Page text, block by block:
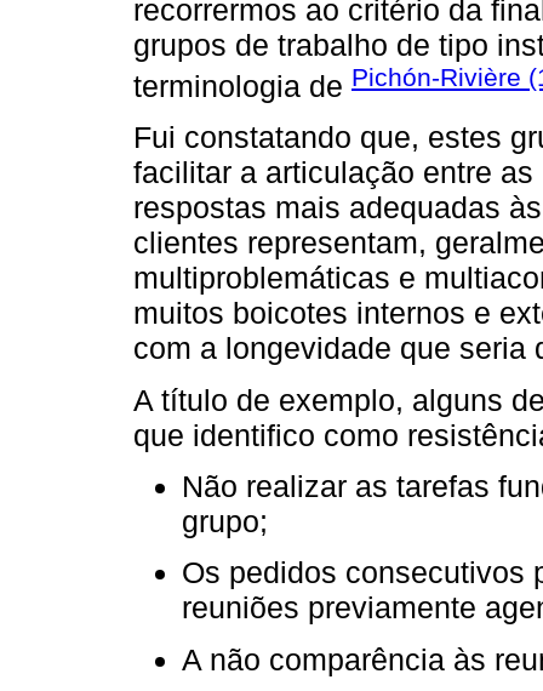
recorrermos ao critério da
grupos de trabalho de tipo
terminologia de Pichón-Rivière
Fui constatando que, estes
facilitar a articulação entre
respostas mais adequadas
clientes representam,
multiproblemáticas e
muitos boicotes internos e
com a longevidade que seria
A título de exemplo, alguns
que identifico como
Não realizar as tarefas
grupo;
Os pedidos consecutivos
reuniões previamente
A não comparência às